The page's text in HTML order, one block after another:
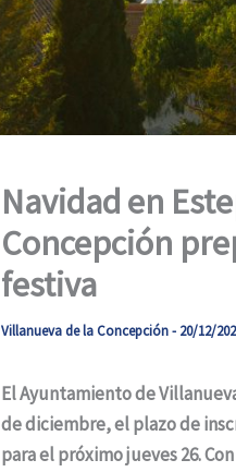
Navidad en
Concepción
festiva
Villanueva de la Concepción- 20/12/
El Ayuntamiento de
de diciembre, el plazo de
para el próximo jueves 26.